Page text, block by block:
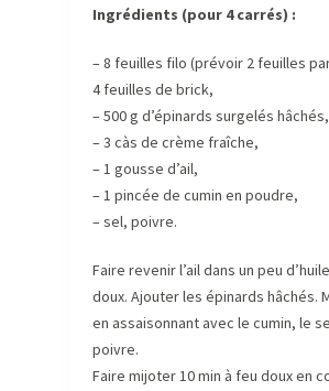
Ingrédients (pour 4 carrés) :
– 8 feuilles filo (prévoir 2 feuilles
4 feuilles de brick,
– 500 g d’épinards surgelés hâchés,
– 3 càs de crème fraîche,
– 1 gousse d’ail,
– 1 pincée de cumin en poudre,
– sel, poivre.
Faire revenir l’ail dans un peu
doux. Ajouter les épinards hâchés.
en assaisonnant avec le cumin, le
poivre.
Faire mijoter 10 min à feu doux en